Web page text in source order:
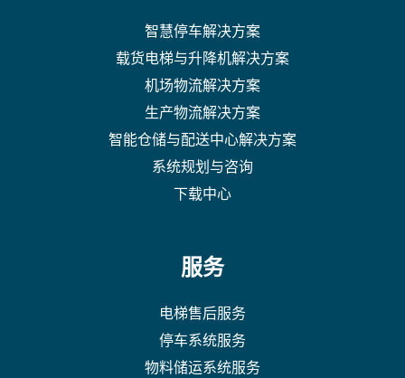
智慧停车解决方案
载货电梯与升降机解决方案
机场物流解决方案
生产物流解决方案
智能仓储与配送中心解决方案
系统规划与咨询
下载中心
服务
电梯售后服务
停车系统服务
物料储运系统服务